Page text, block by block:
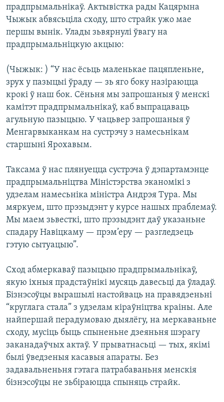
прадпрымальнікаў. Актывістка рады Кацярына
Чыжык абвясьціла сходу, што страйк ужо мае
першы вынік. Улады зьвярнулі ўвагу на
прадпрымальніцкую акцыю:
(Чыжык: ) “У нас ёсьць маленькае пацяпленьне,
зрух у пазыцыі ўраду — зь яго боку назіраюцца
крокі ў наш бок. Сёньня мы запрошаныя ў менскі
камітэт прадпрымальнікаў, каб выпрацаваць
агульную пазыцыю. У чацьвер запрошаныя ў
Менгарвыканкам на сустрэчу з намесьнікам
старшыні Ярохавым.
Таксама ў нас плянуецца сустрэча ў дэпартамэнце
прадпрымальніцтва Міністэрства эканомікі з
удзелам намесьніка міністра Андрэя Тура. Мы
мяркуем, што прэзыдэнт у курсе нашых праблемаў.
Мы маем зьвесткі, што прэзыдэнт даў указаньне
спадару Навіцкаму — прэм’еру — разгледзець
гэтую сытуацыю”.
Сход абмеркаваў пазыцыю прадпрымальнікаў,
якую іхныя прадстаўнікі мусяць давесьці да ўладаў.
Бізнэсоўцы вырашылі настойваць на правядзеньні
“круглага стала” з удзелам кіраўніцтва краіны. Але
найпершай перадумоваю дыялёгу, на меркаваньне
сходу, мусіць быць спыненьне дзеяньня шэрагу
заканадаўчых актаў. У прыватнасьці — тых, якімі
былі ўведзеныя касавыя апараты. Без
задавальненьня гэтага патрабаваньня менскія
бізнэсоўцы не зьбіраюцца спыняць страйк.